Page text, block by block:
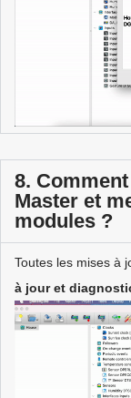
8.
Master et
modules ?
Toutes les mises à
à jour et